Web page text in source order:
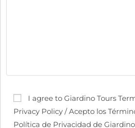
I agree to Giardino Tours
Privacy Policy / Acepto los
Política de Privacidad de